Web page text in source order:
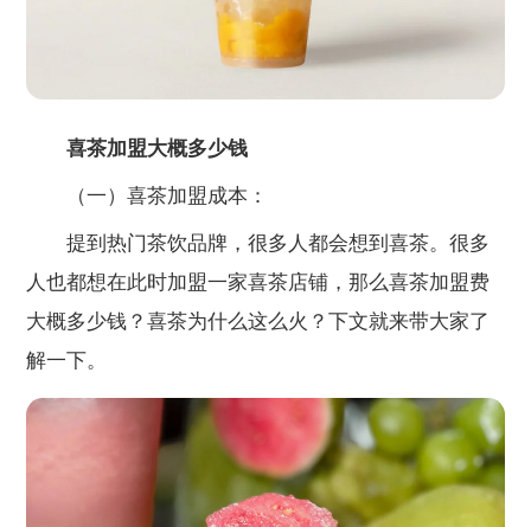
喜茶加盟大概多少钱
（一）喜茶加盟成本：
提到热门茶饮品牌，很多人都会想到喜茶。很多
人也都想在此时加盟一家喜茶店铺，那么喜茶加盟费
大概多少钱？喜茶为什么这么火？下文就来带大家了
解一下。